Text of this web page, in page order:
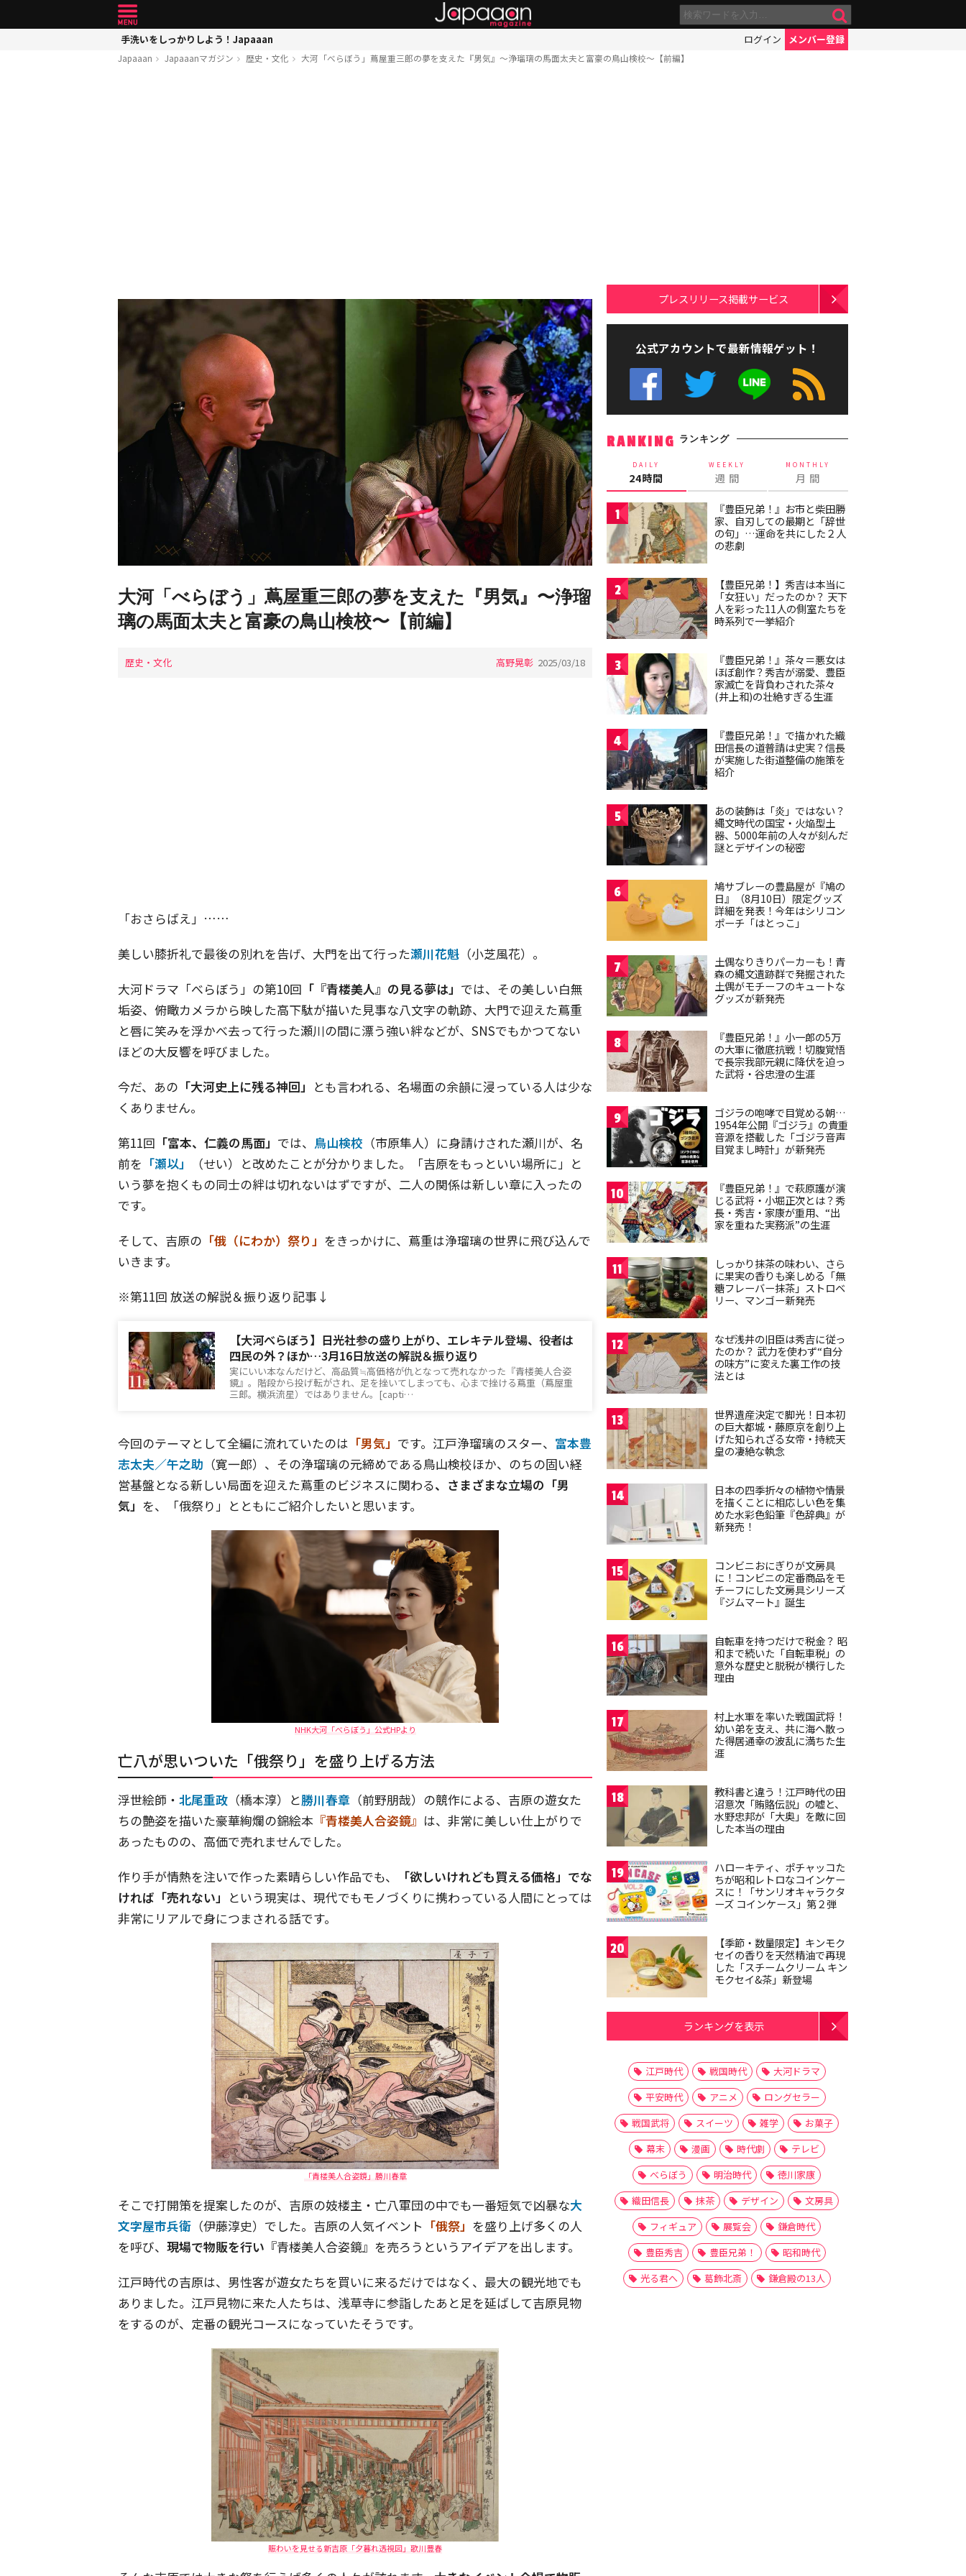
手洗いをしっかりしよう！Japaaan ログイン メンバー登録
Japaaan Japaaanマガジン 歴史・文化 大河「べらぼう」蔦屋重三郎の夢を支えた『男気』〜浄瑠璃の馬面太夫と富豪の鳥山検校〜【前編】
大河「べらぼう」蔦屋重三郎の夢を支えた『男気』〜浄瑠
璃の馬面太夫と富豪の鳥山検校〜【前編】
歴史・文化 高野晃彰 2025/03/18
「おさらばえ」……
美しい膝折礼で最後の別れを告げ、大門を出て行った瀬川花魁 （小芝風花）。
大河ドラマ「べらぼう」の第10回 「『青楼美人』の見る夢は」 では、その美しい白無
垢姿、俯瞰カメラから映した高下駄が描いた見事な八文字の軌跡、大門で迎えた蔦重
と唇に笑みを浮かべ去って行った瀬川の間に漂う強い絆などが、SNSでもかつてない
ほどの大反響を呼びました。
今だ、あの 「大河史上に残る神回」 とも言われる、名場面の余韻に浸っている人は少な
くありません。
第11回 「富本、仁義の馬面」 では、 鳥山検校 （市原隼人）に身請けされた瀬川が、名
前を 「瀬以」
（せい）と改めたことが分かりました。「吉原をもっといい場所に」と
いう夢を抱くもの同士の絆は切れないはずですが、二人の関係は新しい章に入ったの
です。
そして、吉原の 「俄（にわか）祭り」 をきっかけに、蔦重は浄瑠璃の世界に飛び込んで
いきます。
※第11回 放送の解説＆振り返り記事↓
【大河べらぼう】日光社参の盛り上がり、エレキテル登場、役者は
四民の外？ほか…3月16日放送の解説＆振り返り
実にいい本なんだけど、高品質≒高価格が仇となって売れなかった『青楼美人合姿
鏡』。階段から投げ転がされ、足を挫いてしまっても、心まで挫ける蔦重（蔦屋重
三郎。横浜流星）ではありません。[capti…
今回のテーマとして全編に流れていたのは 「男気」 です。江戸浄瑠璃のスター、 富本豊
志太夫／午之助 （寛一郎）、その浄瑠璃の元締めである鳥山検校ほか、のちの固い経
営基盤となる新しい局面を迎えた蔦重のビジネスに関わる、さまざまな立場の「男
気」 を、「俄祭り」とともにご紹介したいと思います。
NHK大河「べらぼう」公式HPより
亡八が思いついた「俄祭り」を盛り上げる方法
浮世絵師・ 北尾重政 （橋本淳）と勝川春章 （前野朋哉）の競作による、吉原の遊女た
ちの艶姿を描いた豪華絢爛の錦絵本 『青楼美人合姿鏡』 は、非常に美しい仕上がりで
あったものの、高価で売れませんでした。
作り手が情熱を注いで作った素晴らしい作品でも、
「欲しいけれども買える価格」でな
ければ「売れない」 という現実は、現代でもモノづくりに携わっている人間にとっては
非常にリアルで身につまされる話です。
「青楼美人合姿鏡」勝川春章
そこで打開策を提案したのが、吉原の妓楼主・亡八軍団の中でも一番短気で凶暴な大
文字屋市兵衛 （伊藤淳史）でした。吉原の人気イベント 「俄祭」 を盛り上げ多くの人
を呼び、 現場で物販を行い 『青楼美人合姿鏡』を売ろうというアイデアを出します。
江戸時代の吉原は、男性客が遊女たちを買いに来るだけではなく、最大の観光地でも
ありました。江戸見物に来た人たちは、浅草寺に参詣したあと足を延ばして吉原見物
をするのが、定番の観光コースになっていたそうです。
賑わいを見せる新吉原「夕暮れ透視図」歌川豊春
プレスリリース掲載サービス
公式アカウントで最新情報ゲット！
RANKING ランキング
DAILY
24時間
WEEKLY
週 間
MONTHLY
月 間
1
『豊臣兄弟！』お市と柴田勝
家、自刃しての最期と「辞世
の句」…運命を共にした２人
の悲劇
2
【豊臣兄弟！】秀吉は本当に
「女狂い」だったのか？ 天下
人を彩った11人の側室たちを
時系列で一挙紹介
3
『豊臣兄弟！』茶々＝悪女は
ほぼ創作？秀吉が溺愛、豊臣
家滅亡を背負わされた茶々
(井上和)の壮絶すぎる生涯
4
『豊臣兄弟！』で描かれた織
田信長の道普請は史実？信長
が実施した街道整備の施策を
紹介
5
あの装飾は「炎」ではない？
縄文時代の国宝・火焔型土
器、5000年前の人々が刻んだ
謎とデザインの秘密
6
鳩サブレーの豊島屋が『鳩の
日』（8月10日）限定グッズ
詳細を発表！今年はシリコン
ポーチ「はとっこ」
7
土偶なりきりパーカーも！青
森の縄文遺跡群で発掘された
土偶がモチーフのキュートな
グッズが新発売
8
『豊臣兄弟！』小一郎の5万
の大軍に徹底抗戦！切腹覚悟
で長宗我部元親に降伏を迫っ
た武将・谷忠澄の生涯
9
ゴジラの咆哮で目覚める朝…
1954年公開『ゴジラ』の貴重
音源を搭載した「ゴジラ音声
目覚まし時計」が新発売
10
『豊臣兄弟！』で萩原護が演
じる武将・小堀正次とは？秀
長・秀吉・家康が重用、“出
家を重ねた実務派”の生涯
11
しっかり抹茶の味わい、さら
に果実の香りも楽しめる「無
糖フレーバー抹茶」ストロベ
リー、マンゴー新発売
12
なぜ浅井の旧臣は秀吉に従っ
たのか？ 武力を使わず“自分
の味方”に変えた裏工作の技
法とは
13
世界遺産決定で脚光！日本初
の巨大都城・藤原京を創り上
げた知られざる女帝・持統天
皇の凄絶な執念
14
日本の四季折々の植物や情景
を描くことに相応しい色を集
めた水彩色鉛筆『色辞典』が
新発売！
15
コンビニおにぎりが文房具
に！コンビニの定番商品をモ
チーフにした文房具シリーズ
『ジムマート』誕生
16
自転車を持つだけで税金？ 昭
和まで続いた「自転車税」の
意外な歴史と脱税が横行した
理由
17
村上水軍を率いた戦国武将！
幼い弟を支え、共に海へ散っ
た得居通幸の波乱に満ちた生
涯
18
教科書と違う！江戸時代の田
沼意次「賄賂伝説」の嘘と、
水野忠邦が「大奥」を敵に回
した本当の理由
19
ハローキティ、ポチャッコた
ちが昭和レトロなコインケー
スに！「サンリオキャラクタ
ーズ コインケース」第２弾
20
【季節・数量限定】キンモク
セイの香りを天然精油で再現
した「スチームクリーム キン
モクセイ&茶」新登場
ランキングを表示
江戸時代 戦国時代
大河ドラマ
平安時代
アニメ
ロングセラー
戦国武将
スイーツ 雑学
お菓子
幕末
漫画 時代劇
テレビ
べらぼう
明治時代
徳川家康
織田信長
抹茶 デザイン
文房具
フィギュア
展覧会
鎌倉時代
豊臣秀吉
豊臣兄弟！
昭和時代
光る君へ
葛飾北斎 鎌倉殿の13人